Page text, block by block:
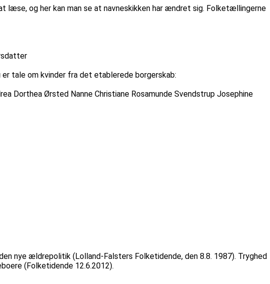
læse, og her kan man se at navneskikken har ændret sig. Folketællingerne
er tale om kvinder fra det etablerede borgerskab:
Dorthea Ørsted Nanne Christiane Rosamunde Svendstrup Josephine
nye ældrepolitik (Lolland-Falsters Folketidende, den 8.8. 1987). Tryghed
(Folketidende 12.6.2012).